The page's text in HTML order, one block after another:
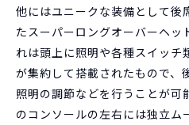
他にはユニークな装備として後
たスーパーロングオーバーヘッ
れは頭上に照明や各種スイッチ
が集約して搭載されたもので、
照明の調節などを行うことが可
のコンソールの左右には独立ム